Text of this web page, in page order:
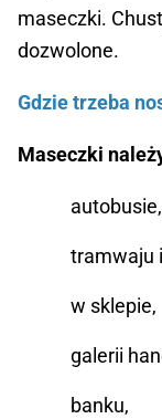
maseczki.
dozwolone.
Gdzie trzeba
Maseczki
autobusie,
tramwaju
w sklepie,
galerii
banku,